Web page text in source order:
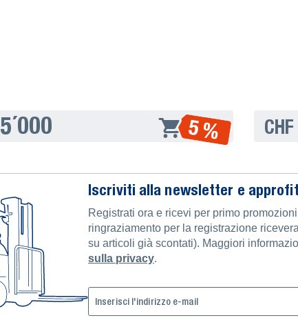
5´000 5 % CHF
Iscriviti alla newsletter e
Registrati ora e ricevi per primo
ringraziamento per la registrazione
su articoli già scontati). Maggiori
sulla privacy.